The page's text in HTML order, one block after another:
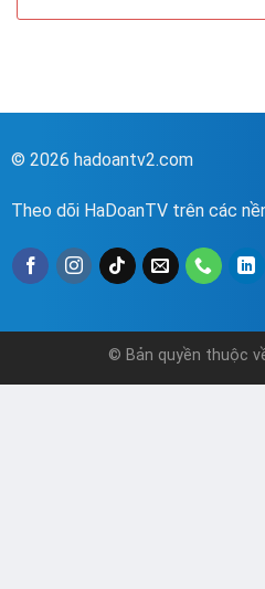
© 2026 hadoantv2.com
Theo dõi HaDoanTV trên các
© Bản quyền thuộc